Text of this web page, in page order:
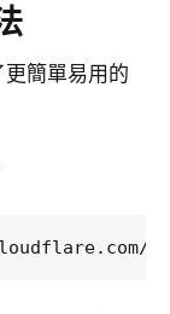
更簡單易用的